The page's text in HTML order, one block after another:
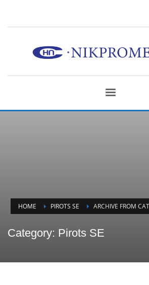
HOME PIROTS SE ARCHIVE FROM
Category: Pirots SE